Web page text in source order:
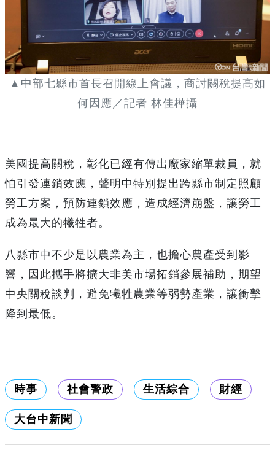
▲中部七縣市首長召開線上會議，商討關稅提高如
何因應／記者 林佳樺攝
美國提高關稅，彰化已經有傳出廠家縮單裁員，就
怕引發連鎖效應，聲明中特別提出跨縣市制定照顧
勞工方案，預防連鎖效應，造成經濟崩盤，讓勞工
成為最大的犧牲者。
八縣市中不少是以農業為主，也擔心農產受到影
響，因此攜手將擴大非美市場拓銷參展補助，期望
中央關稅談判，避免犧牲農業等弱勢產業，讓衝擊
降到最低。
時事 社會警政 生活綜合 財經
大台中新聞